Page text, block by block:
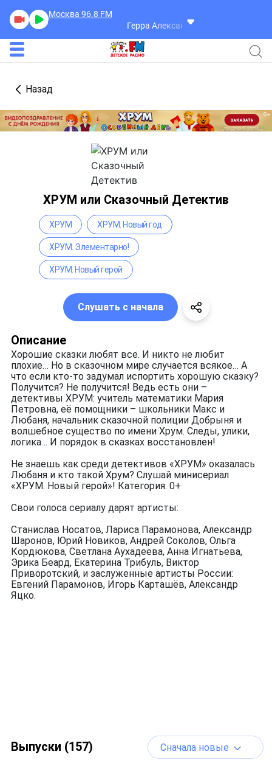
Москва 96.8 FM
Герра Александр
Разговоры
Назад
ХРУМ или Сказочный Детектив
Описание
Хорошие сказки любят все. И никто не любит
плохие… Но в сказочном мире случается всякое… А
что если кто-то задумал испортить хорошую сказку?
Получится? Не получится! Ведь есть они –
детективы ХРУМ: учитель математики Мария
Петровна, её помощники – школьники Макс и
Любаня, начальник сказочной полиции Добрыня и
волшебное существо по имени Хрум. Следы, улики,
логика… И порядок в сказках восстановлен!
Не знаешь как среди детективов «ХРУМ» оказалась
Любаня и кто такой Хрум? Слушай минисериал
«ХРУМ. Новый герой»! Категория: 0+
Свои голоса сериалу дарят артисты:
Станислав Носатов, Лариса Парамонова, Александр
Шаронов, Юрий Новиков, Андрей Соколов, Ольга
Кордюкова, Светлана Аухадеева, Анна Игнатьева,
Эрика Беард, Екатерина Трибуль, Виктор
Приворотский, и заслуженные артисты России:
Евгений Парамонов, Игорь Карташёв, Александр
Яцко.
ХРУМ ХРУМ. Новый год
ХРУМ. Элементарно!
ХРУМ. Новый герой
Слушать с начала
Выпуски (157) Сначала новые